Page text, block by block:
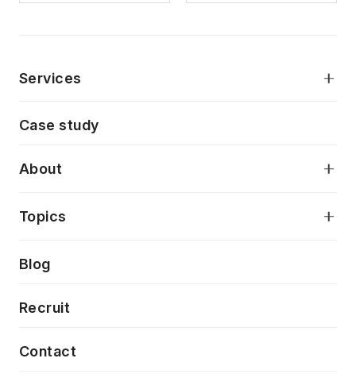
Services
AI駆動開発支援
モダナイゼーション
特徴量エンジニアリングと生成AI
デジタルプロダクトデザイン
デザインシステム構築支援
フロントエンド開発
Case study
About
当社が目指しているもの
Topics
Press release
News
Event/Seminer
Blog
Recruit
Contact